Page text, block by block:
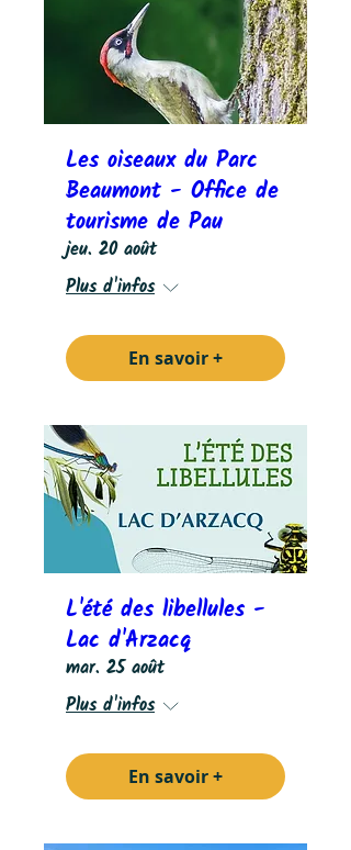
Les oiseaux du Parc
Beaumont - Office de
tourisme de Pau
jeu. 20 août
Plus d'infos
En savoir +
L'été des libellules -
Lac d'Arzacq
mar. 25 août
Plus d'infos
En savoir +